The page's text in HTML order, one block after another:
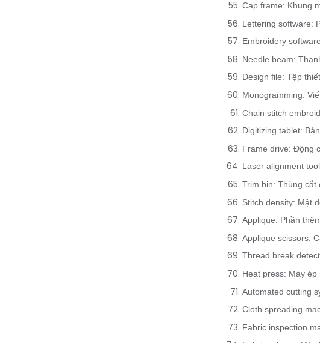
Cap frame: Khung
Lettering software:
Embroidery
Needle beam:
Design file: Tệp
Monogramming:
Chain stitch
Digitizing tablet:
Frame drive: Động
Laser alignment
Trim bin: Thùng cắt
Stitch density: Mật
Applique: Phần
Applique scissors:
Thread break
Heat press: Máy ép
Automated cutting
Cloth spreading
Fabric inspection